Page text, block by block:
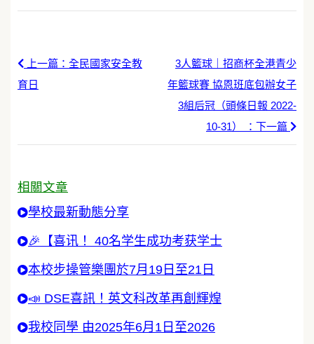
上一篇：全民國家安全教
育日
3人籃球｜招商杯全港青少
年籃球賽 協恩班底包辦女子
3組后冠（頭條日報 2022-
10-31） ：下一篇
相關文章
學校最新動態分享
🎉【喜讯！ 40名学生成功考获学士
本校步操管樂團於7月19日至21日
📣 DSE喜訊！英文科改革再創輝煌
我校同學 由2025年6月1日至2026